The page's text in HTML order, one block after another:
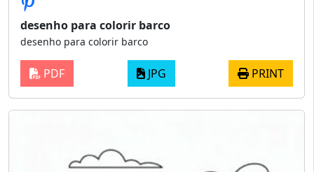
desenho para colorir barco
desenho para colorir barco
PDF JPG PRINT